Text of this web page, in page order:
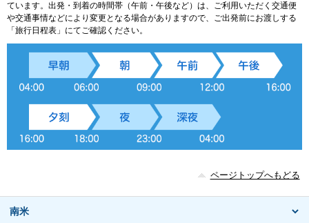
ています。出発・到着の時間帯（午前・午後など）は、ご利用いただく交通便
や交通事情などにより変更となる場合がありますので、ご出発前にお渡しする
「旅行日程表」にてご確認ください。
ページトップへもどる
南米